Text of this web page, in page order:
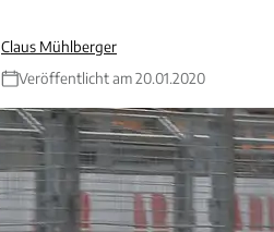
Claus Mühlberger
Veröffentlicht am 20.01.2020